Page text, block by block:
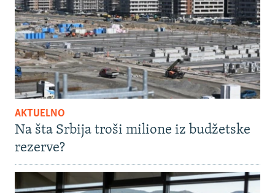
AKTUELNO
Na šta Srbija troši milione iz budžetske
rezerve?